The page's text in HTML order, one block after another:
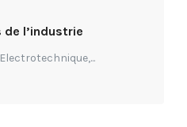
s’est ainsi engagée à
franciliennes sur ce
de l’industrie